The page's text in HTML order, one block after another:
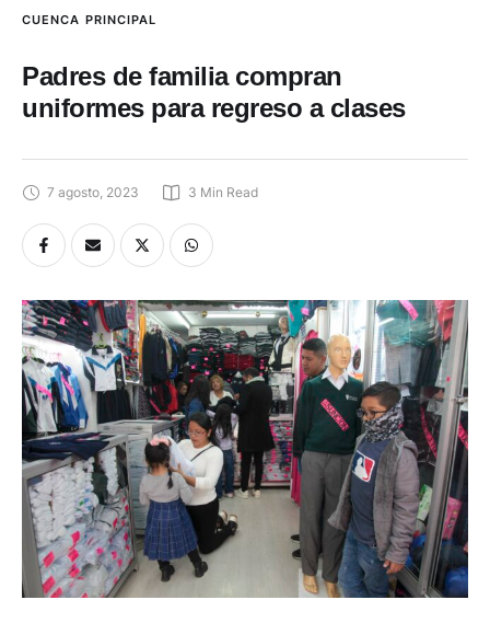
CUENCA PRINCIPAL
Padres de familia compran
uniformes para regreso a clases
7 agosto, 2023 3 Min Read